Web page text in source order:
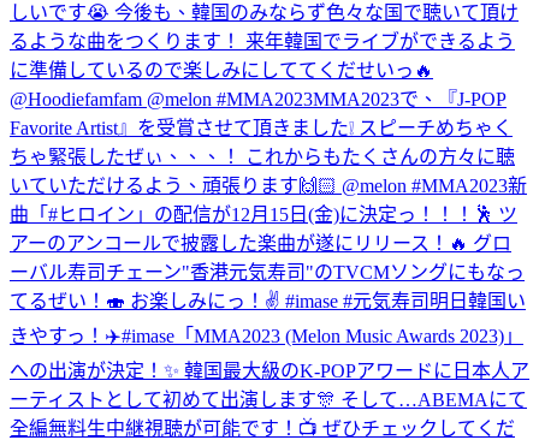
しいです😭 今後も、韓国のみならず色々な国で聴いて頂け
るような曲をつくります！ 来年韓国でライブができるよう
に準備しているので楽しみにしててくだせいっ🔥
@Hoodiefamfam @melon #MMA2023MMA2023で、『J-POP
Favorite Artist』を受賞させて頂きました❕ スピーチめちゃく
ちゃ緊張したぜぃ、、、！ これからもたくさんの方々に聴
いていただけるよう、頑張ります🙌🏻 @melon #MMA2023新
曲「#ヒロイン」の配信が12月15日(金)に決定っ！！！🕺 ツ
アーのアンコールで披露した楽曲が遂にリリース！🔥 グロ
ーバル寿司チェーン"香港元気寿司"のTVCMソングにもなっ
てるぜい！🍣 お楽しみにっ！✌️ #imase #元気寿司 明日韓国い
きやすっ！✈️#imase「MMA2023 (Melon Music Awards 2023)」
への出演が決定！✨ 韓国最大級のK-POPアワードに日本人ア
ーティストとして初めて出演します🎊 そして…ABEMAにて
全編無料生中継視聴が可能です！📺 ぜひチェックしてくだ